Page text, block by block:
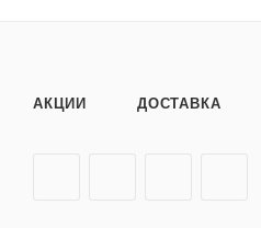
АКЦИИ ДОСТАВКА